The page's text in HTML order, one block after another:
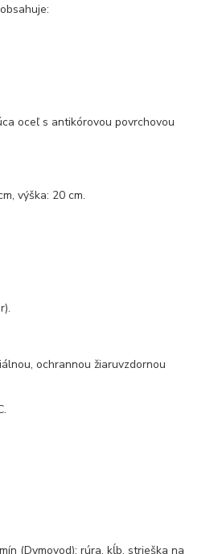
oceľ s antikórovou povrchovou
výška: 20 cm.
ochrannou žiaruvzdornou
(Dymovod): rúra, kĺb, strieška na